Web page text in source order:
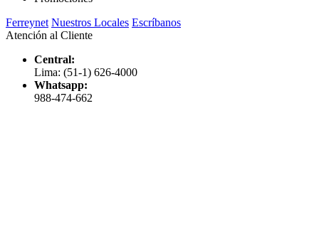
Ferreynet Nuestros Locales Escríbanos
Atención al Cliente
Central:
Lima: (51-1) 626-4000
Whatsapp:
988-474-662